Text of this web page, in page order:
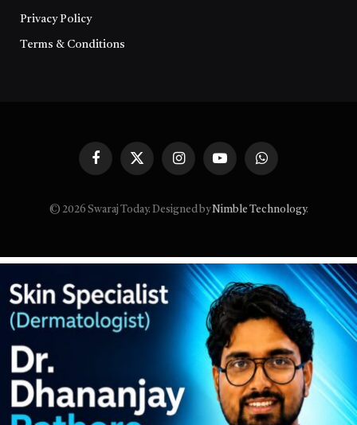
Privacy Policy
Terms & Conditions
FacebookX
InstagramYouTubeWhatsApp
© 2026 Swaraj Today. Designed byNimble Technology.